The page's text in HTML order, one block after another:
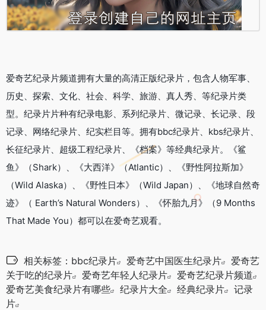
爱奇艺纪录片频道拥有大量的高清正版纪录片，包含人物军事、
历史、探索、文化、社会、科学、旅游、真人秀、等纪录片类
型。纪录片片种有纪录电影、系列纪录片、微记录、长记录、段
记录、网络纪录片、纪实栏目等。拥有bbc纪录片、kbs纪录片、
长征纪录片、超级工程纪录片、《档案》等经典纪录片。《鲨
鱼》（Shark）、《大西洋》（Atlantic）、《野性阿拉斯加》
（Wild Alaska）、《野性日本》（Wild Japan）、《地球自然奇
迹》（ Earth’s Natural Wonders）、《怀胎九月》（9 Months
That Made You）都可以在爱奇艺观看。
相关标签： bbc纪录片 爱奇艺中国医生纪录片
爱奇艺
关于吃的纪录片
爱奇艺年轻人纪录片
爱奇艺纪录片频道
爱奇艺美食纪录片有哪些
纪录片大全 经典纪录片
记录
片